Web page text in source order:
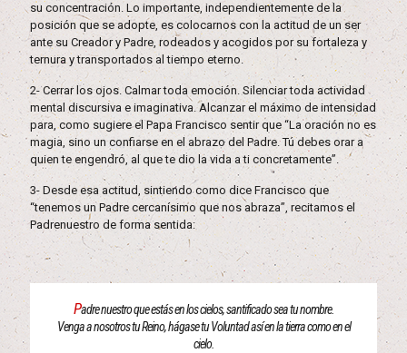
su concentración. Lo importante, independientemente de la
posición que se adopte, es colocarnos con la actitud de un ser
ante su Creador y Padre, rodeados y acogidos por su fortaleza y
ternura y transportados al tiempo eterno.
2- Cerrar los ojos. Calmar toda emoción. Silenciar toda actividad
mental discursiva e imaginativa. Alcanzar el máximo de intensidad
para, como sugiere el Papa Francisco sentir que “La oración no es
magia, sino un confiarse en el abrazo del Padre. Tú debes orar a
quien te engendró, al que te dio la vida a ti concretamente”.
3- Desde esa actitud, sintiendo como dice Francisco que
“tenemos un Padre cercanísimo que nos abraza”, recitamos el
Padrenuestro de forma sentida:
Padre nuestro que estás en los cielos, santificado sea tu nombre.
Venga a nosotros tu Reino, hágase tu Voluntad así en la tierra como en el
cielo.